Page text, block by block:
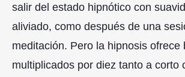
salir del estado hipnótico con
aliviado, como después de una
meditación. Pero la hipnosis ofrece
multiplicados por diez tanto a corto